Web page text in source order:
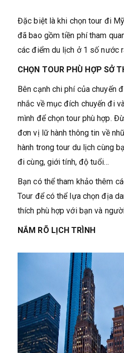
Đặc biệt là khi chọn tour đi
đã bao gồm tiền phí tham
các điểm du lịch ở 1 số nước
CHỌN TOUR PHÙ HỢP SỞ
Bên cạnh chi phí của chuyến
nhắc về mục đích chuyến đi
mình để chọn tour phù hợp.
đơn vị lữ hành thông tin về
hành trong tour du lịch cùng
đi cùng, giới tính, độ tuổi…
Bạn có thể tham khảo thêm
Tour để có thể lựa chọn địa
thích phù hợp với bạn và
NẮM RÕ LỊCH TRÌNH